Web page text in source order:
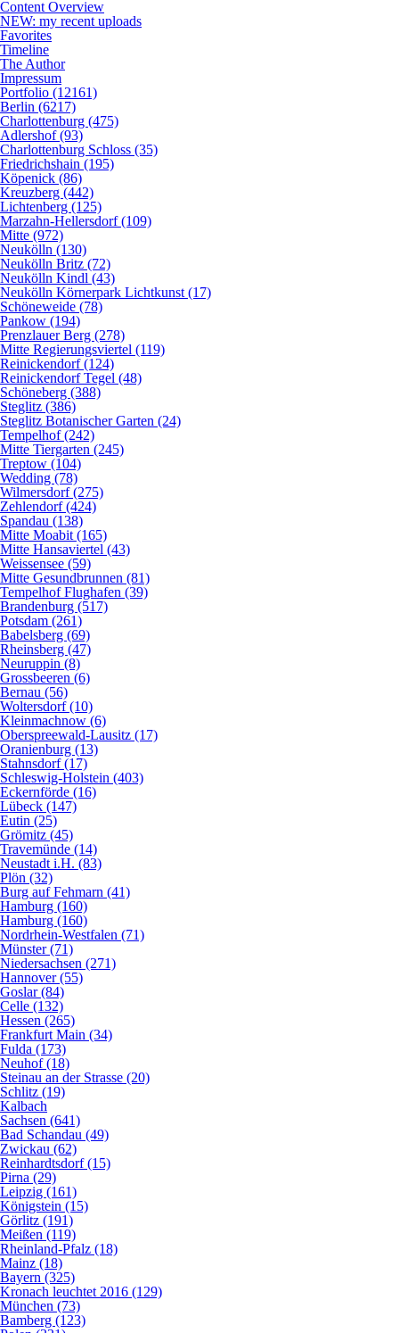
Content Overview
NEW: my recent uploads
Favorites
Timeline
The Author
Impressum
Portfolio (12161)
Berlin (6217)
Charlottenburg (475)
Adlershof (93)
Charlottenburg Schloss (35)
Friedrichshain (195)
Köpenick (86)
Kreuzberg (442)
Lichtenberg (125)
Marzahn-Hellersdorf (109)
Mitte (972)
Neukölln (130)
Neukölln Britz (72)
Neukölln Kindl (43)
Neukölln Körnerpark Lichtkunst (17)
Schöneweide (78)
Pankow (194)
Prenzlauer Berg (278)
Mitte Regierungsviertel (119)
Reinickendorf (124)
Reinickendorf Tegel (48)
Schöneberg (388)
Steglitz (386)
Steglitz Botanischer Garten (24)
Tempelhof (242)
Mitte Tiergarten (245)
Treptow (104)
Wedding (78)
Wilmersdorf (275)
Zehlendorf (424)
Spandau (138)
Mitte Moabit (165)
Mitte Hansaviertel (43)
Weissensee (59)
Mitte Gesundbrunnen (81)
Tempelhof Flughafen (39)
Brandenburg (517)
Potsdam (261)
Babelsberg (69)
Rheinsberg (47)
Neuruppin (8)
Grossbeeren (6)
Bernau (56)
Woltersdorf (10)
Kleinmachnow (6)
Oberspreewald-Lausitz (17)
Oranienburg (13)
Stahnsdorf (17)
Schleswig-Holstein (403)
Eckernförde (16)
Lübeck (147)
Eutin (25)
Grömitz (45)
Travemünde (14)
Neustadt i.H. (83)
Plön (32)
Burg auf Fehmarn (41)
Hamburg (160)
Hamburg (160)
Nordrhein-Westfalen (71)
Münster (71)
Niedersachsen (271)
Hannover (55)
Goslar (84)
Celle (132)
Hessen (265)
Frankfurt Main (34)
Fulda (173)
Neuhof (18)
Steinau an der Strasse (20)
Schlitz (19)
Kalbach
Sachsen (641)
Bad Schandau (49)
Zwickau (62)
Reinhardtsdorf (15)
Pirna (29)
Leipzig (161)
Königstein (15)
Görlitz (191)
Meißen (119)
Rheinland-Pfalz (18)
Mainz (18)
Bayern (325)
Kronach leuchtet 2016 (129)
München (73)
Bamberg (123)